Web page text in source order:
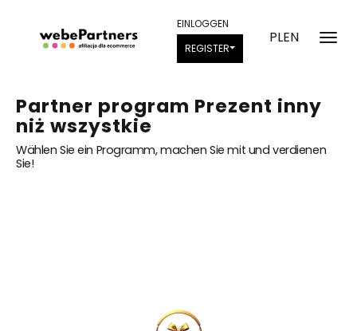
PLEN
EINLOGGEN
REGISTER
Partner program Prezent inny
niż wszystkie
Wählen Sie ein Programm, machen Sie mit und verdienen
Sie!